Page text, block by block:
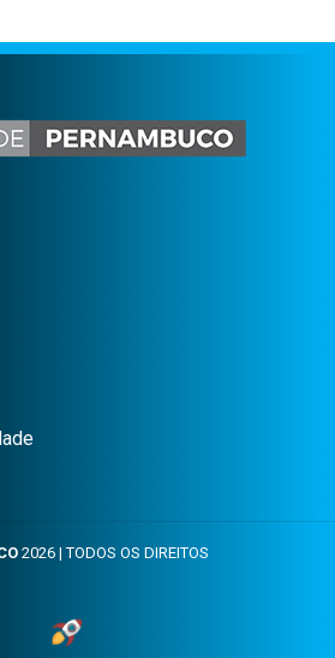
2026 | TODOS OS DIREITOS